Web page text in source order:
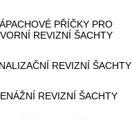
PŘÍČKY PRO
REVIZNÍ ŠACHTY
REVIZNÍ ŠACHTY
REVIZNÍ ŠACHTY